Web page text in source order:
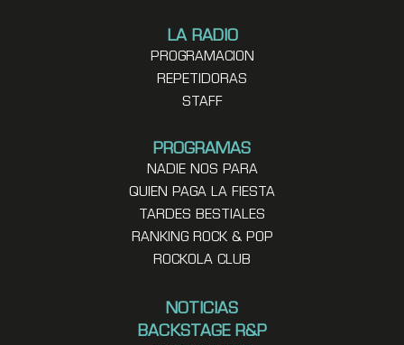
LA RADIO
PROGRAMACION
REPETIDORAS
STAFF
PROGRAMAS
NADIE NOS PARA
QUIEN PAGA LA FIESTA
TARDES BESTIALES
RANKING ROCK & POP
ROCKOLA CLUB
NOTICIAS
BACKSTAGE R&P